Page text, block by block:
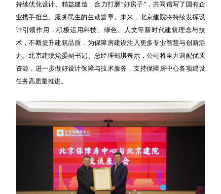
持续优化设计、精益建造，合力打磨“好房子”，共同谱写了国有企
业携手担当、服务民生的生动篇章。未来，北京建院将持续发挥设
计引领作用，积极运用科技、绿色、人文等新时代建筑理念与技
术，不断提升建筑品质，为保障房建设注入更多专业智慧与创新活
力。北京建院党委副书记、总经理郑琪表示，公司将全力调配优质
资源，进一步做好设计保障与技术服务，支持保障房中心各项建设
任务高质量推进。